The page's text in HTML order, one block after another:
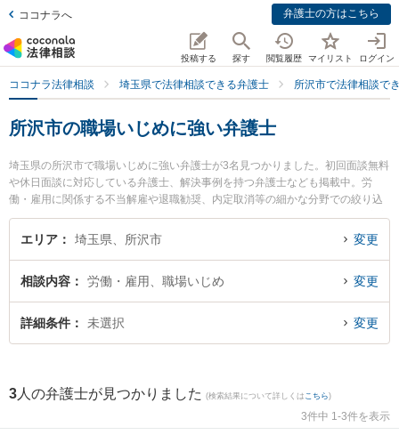
ココナラへ 弁護士の方はこちら
投稿する 探す 閲覧履歴 マイリスト ログイン
ココナラ法律相談 埼玉県で法律相談できる弁護士 所沢市で法律相談で
所沢市の職場いじめに強い弁護士
埼玉県の所沢市で職場いじめに強い弁護士が3名見つかりました。初回面談無料
や休日面談に対応している弁護士、解決事例を持つ弁護士なども掲載中。労
働・雇用に関係する不当解雇や退職勧奨、内定取消等の細かな分野での絞り込
み検索もでき便利です。特にベリーベスト法律事務所 所沢オフィスの鈴木 寛之
弁護士や弁護士法人アルファ総合法律事務所の中山 純子弁護士、段貞行法律事
弁護士に相談したい』『職場いじめのトラブル解決の実績豊富な近くの弁護士
を検索したい』『初回相談無料で職場いじめを法律相談できる所沢市内の弁護
士に相談予約したい』などでお困りの相談者さんにおすすめです。
エリア 埼玉県、所沢市 変更
相談内容 労働・雇用、職場いじめ 変更
詳細条件 未選択 変更
3 人の弁護士が見つかりました (検索結果について詳しくは こちら)
3件中 1-3件を表示